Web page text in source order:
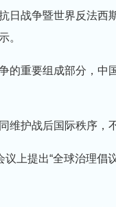
日战争暨世界反法
。
的重要组成部分，
维护战后国际秩序，
议上提出“全球治理